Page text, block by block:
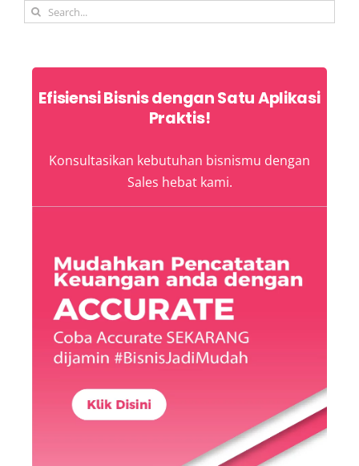
Search
Efisiensi Bisnis dengan Satu Aplikasi
Praktis!
Konsultasikan kebutuhan bisnismu dengan
Sales hebat kami.